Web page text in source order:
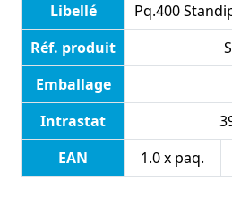
Libellé
Pq.400
Réf. produit
Emballage
Intrastat
EAN
1.0 x paq.